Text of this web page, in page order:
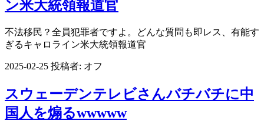
ン米大統領報道官
不法移民？全員犯罪者ですよ。どんな質問も即レス、有能す
ぎるキャロライン米大統領報道官
2025-02-25 投稿者: オフ
スウェーデンテレビさんバチバチに中
国人を煽るwwwww